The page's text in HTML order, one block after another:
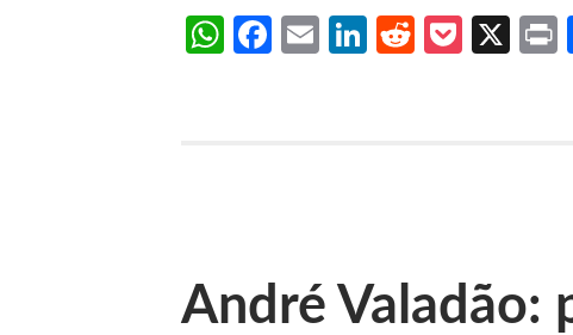
WhatsApp
Facebook
EmailLinkedIn
RedditPocket
X
André Valadão: